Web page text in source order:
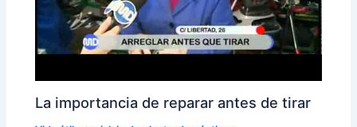
La importancia de reparar antes de tirar